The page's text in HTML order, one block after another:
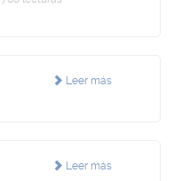
Leer más
Leer más